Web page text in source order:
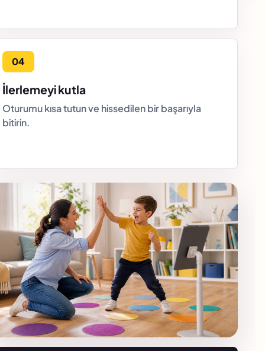
İlerlemeyi kutla
Oturumu kısa tutun ve hissedilen bir başarıyla
bitirin.